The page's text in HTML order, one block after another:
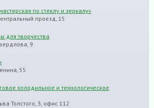
по стеклу и зеркалу»
проезд, 15
для творчества
9
55
холодильное и технологическое
Толстого, 3, офис 112